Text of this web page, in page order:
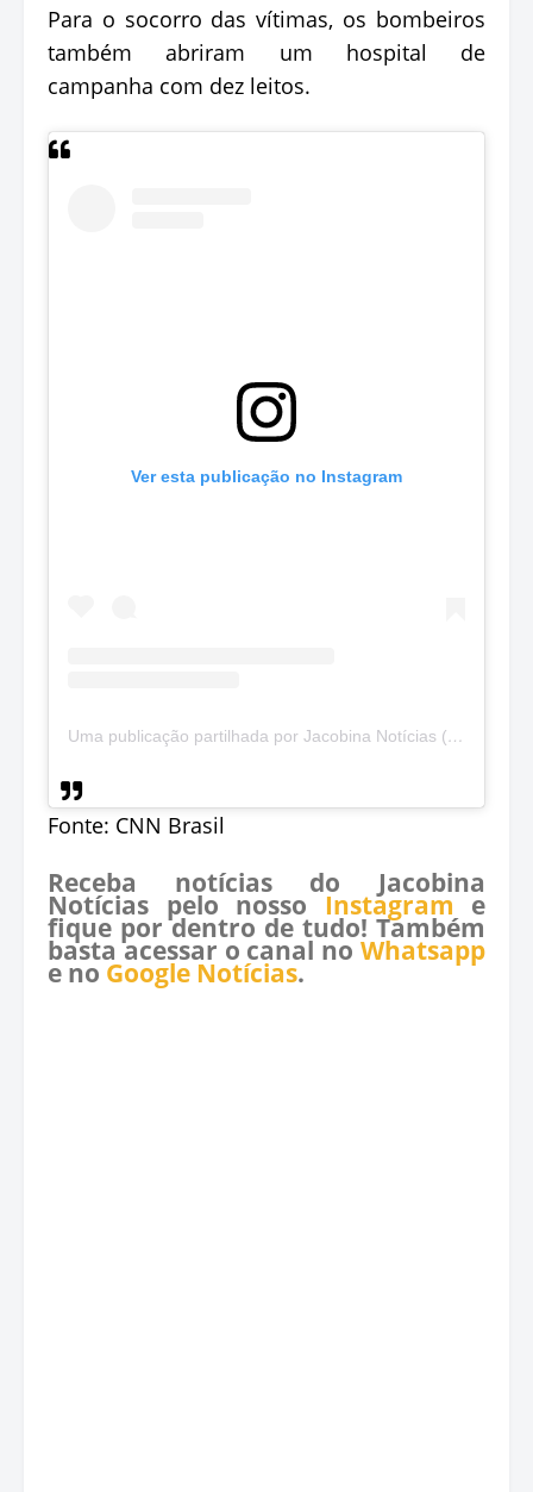
Para o socorro das vítimas, os bombeiros
também abriram um hospital de
campanha com dez leitos.
Ver esta publicação no Instagram
Uma publicação partilhada por Jacobina Notícias (@jacobinanoticias)
Fonte: CNN Brasil
Receba notícias do Jacobina
Notícias pelo nosso Instagram e
fique por dentro de tudo! Também
basta acessar o canal no Whatsapp
e no Google Notícias.